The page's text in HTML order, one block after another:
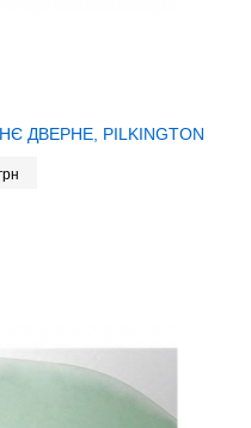
ДВЕРНЕ, PILKINGTON